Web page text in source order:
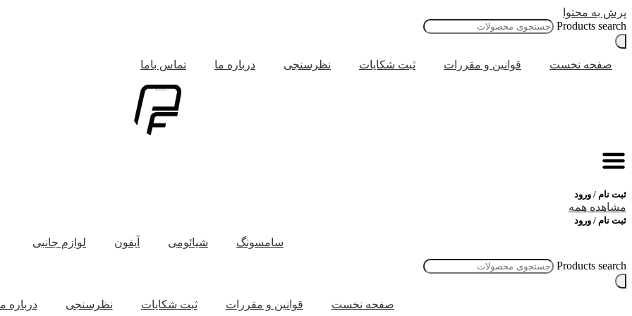
پرش به محتوا
Products search
صفحه نخست قوانین و مقررات ثبت شکایات نظرسنجی درباره ما تماس باما
ثبت نام / ورود
مشاهده همه
ثبت نام / ورود
سامسونگ شیائومی آیفون
لوازم جانبی
Products search
صفحه نخست قوانین و مقررات ثبت شکایات نظرسنجی درباره